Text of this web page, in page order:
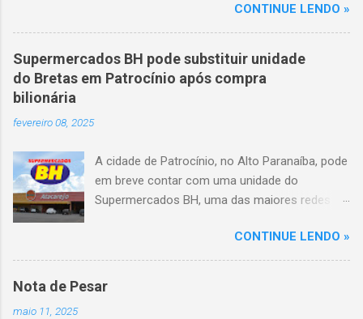
volta das 3h40, próximo ao trevo de Queixinho,
quando o motorista perdeu o controle do
veículo, atravessou o canteiro central e
capotou em uma alça de acesso. Entre as
vítimas fatais, há duas crianças de
CONTINUE LENDO »
Supermercados BH pode substituir unidade
do Bretas em Patrocínio após compra
bilionária
fevereiro 08, 2025
A cidade de Patrocínio, no Alto Paranaíba, pode
em breve contar com uma unidade do
Supermercados BH, uma das maiores redes do
o braço mineiro da rede Bretas por R$ 716
milhões, conforme anunciado na última sexta-
CONTINUE LENDO »
Nota de Pesar
maio 11, 2025